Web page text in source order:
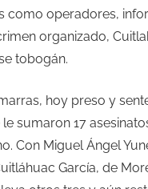
como operadores,
organizado,
tobogán.
hoy preso y
sumaron 17
Con Miguel Ángel
García, de